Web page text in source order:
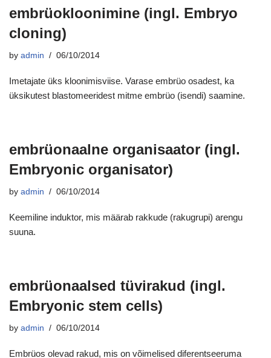
embrüokloonimine (ingl. Embryo
cloning)
by admin 06/10/2014
Imetajate üks kloonimisviise. Varase embrüo osadest, ka
üksikutest blastomeeridest mitme embrüo (isendi) saamine.
embrüonaalne organisaator (ingl.
Embryonic organisator)
by admin 06/10/2014
Keemiline induktor, mis määrab rakkude (rakugrupi) arengu
suuna.
embrüonaalsed tüvirakud (ingl.
Embryonic stem cells)
by admin 06/10/2014
Embrüos olevad rakud, mis on võimelised diferentseeruma